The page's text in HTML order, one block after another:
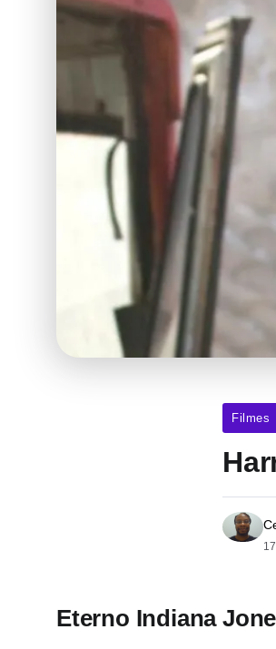
Filmes
Eterno Indiana